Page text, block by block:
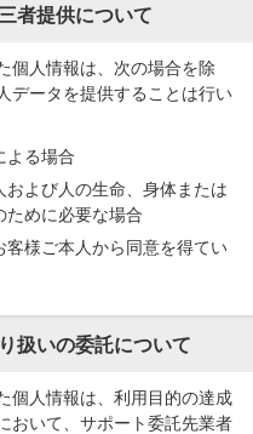
者提供について
個人情報は、次の場合を除
データを提供することは行い
よる場合
および人の生命、身体または
ために必要な場合
客様ご本人から同意を得てい
扱いの委託について
個人情報は、利用目的の達成
おいて、サポート委託先業者